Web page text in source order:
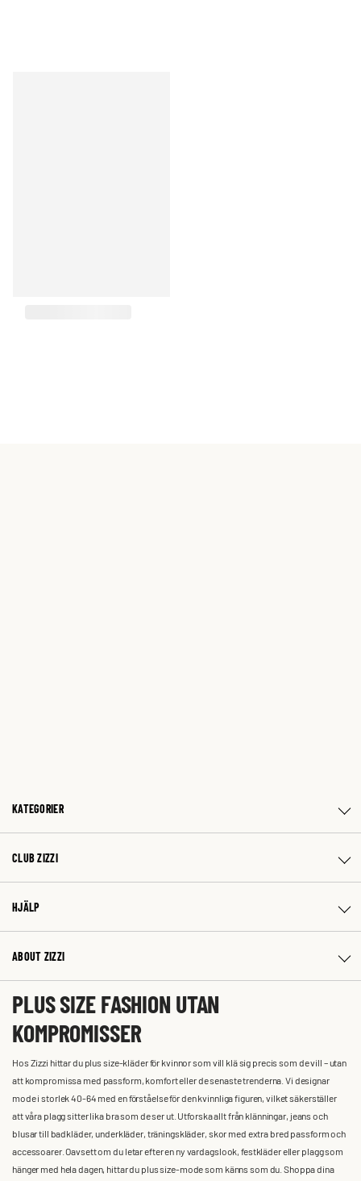
KATEGORIER
CLUB ZIZZI
HJÄLP
ABOUT ZIZZI
PLUS SIZE FASHION UTAN
KOMPROMISSER
Hos Zizzi hittar du plus size-kläder för kvinnor som vill klä sig precis som de vill – utan
att kompromissa med passform, komfort eller de senaste trenderna. Vi designar
mode i storlek 40-64 med en förståelse för den kvinnliga figuren, vilket säkerställer
att våra plagg sitter lika bra som de ser ut. Utforska allt från klänningar, jeans och
blusar till badkläder, underkläder, träningskläder, skor med extra bred passform och
accessoarer. Oavsett om du letar efter en ny vardagslook, festkläder eller plagg som
hänger med hela dagen, hittar du plus size-mode som känns som du. Shoppa dina